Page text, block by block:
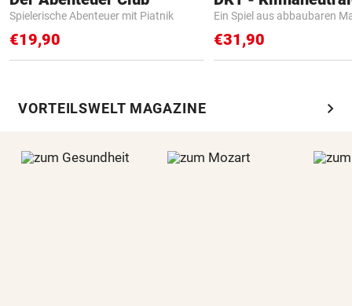
Spielerische Abenteuer mit Piatnik
€19,90
Ein Spiel aus abbaubaren
€31,90
VORTEILSWELT MAGAZINE chevron_right